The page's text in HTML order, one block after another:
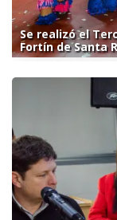
Se realizó el
Fortín de Santa